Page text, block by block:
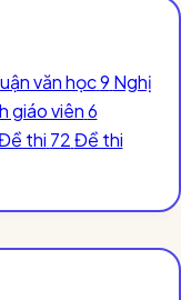
văn học9 Nghị
giáo viên6
thi 72Đề thi